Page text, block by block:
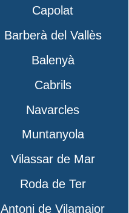
Capolat
Barberà del Vallès
Balenyà
Cabrils
Navarcles
Muntanyola
Vilassar de Mar
Roda de Ter
Antoni de Vilamajor